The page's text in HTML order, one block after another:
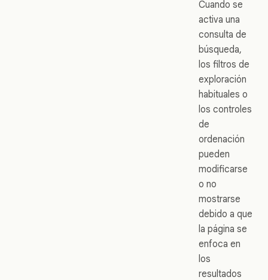
Cuando se
activa una
consulta de
búsqueda,
los filtros de
exploración
habituales o
los controles
de
ordenación
pueden
modificarse
o no
mostrarse
debido a que
la página se
enfoca en
los
resultados